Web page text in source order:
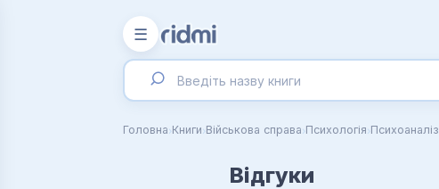
☰
Головна›Книги›Військова справа›Психологія›Психоаналіз
Відгуки